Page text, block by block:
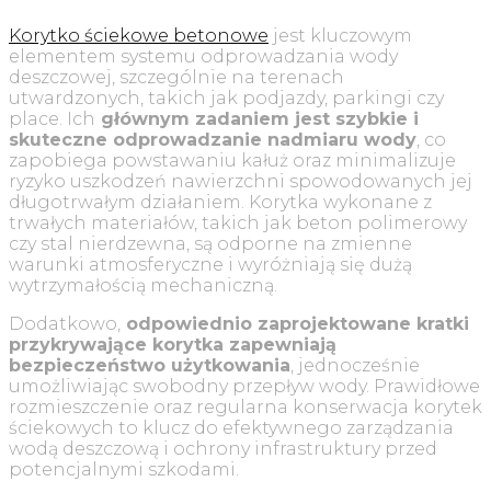
Korytko ściekowe betonowe jest kluczowym
elementem systemu odprowadzania wody
deszczowej, szczególnie na terenach
utwardzonych, takich jak podjazdy, parkingi czy
place. Ich głównym zadaniem jest szybkie i
skuteczne odprowadzanie nadmiaru wody , co
zapobiega powstawaniu kałuż oraz minimalizuje
ryzyko uszkodzeń nawierzchni spowodowanych jej
długotrwałym działaniem. Korytka wykonane z
trwałych materiałów, takich jak beton polimerowy
czy stal nierdzewna, są odporne na zmienne
warunki atmosferyczne i wyróżniają się dużą
wytrzymałością mechaniczną.
Dodatkowo, odpowiednio zaprojektowane kratki
przykrywające korytka zapewniają
bezpieczeństwo użytkowania , jednocześnie
umożliwiając swobodny przepływ wody. Prawidłowe
rozmieszczenie oraz regularna konserwacja korytek
ściekowych to klucz do efektywnego zarządzania
wodą deszczową i ochrony infrastruktury przed
potencjalnymi szkodami.